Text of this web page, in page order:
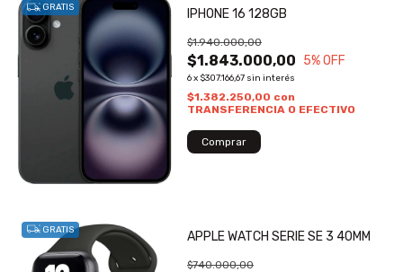
GRATIS IPHONE 16 128GB
$1.843.000,00
$1.940.000,00
5% OFF
6x $307.166,67 sin interés
$1.382.250,00 con
TRANSFERENCIA O EFECTIVO
GRATIS APPLE WATCH SERIE SE 3 40MM
$740.000,00